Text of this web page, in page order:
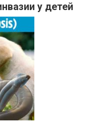
у детей